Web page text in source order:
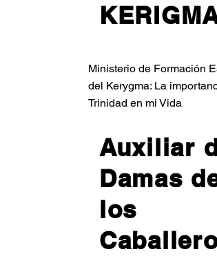
Ministerio de Formación
del Kerygma: La
Trinidad en mi Vida
Auxiliar
Damas
los